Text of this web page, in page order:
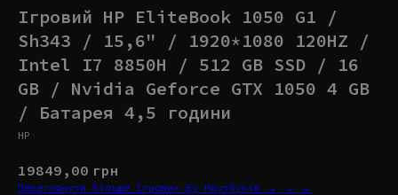
Ігровий HP EliteBook 1050 G1 /
Sh343 / 15,6" / 1920*1080 120HZ /
Intel I7 8850H / 512 GB SSD / 16
GB / Nvidia Geforce GTX 1050 4 GB
/ Батарея 4,5 години
HP
19849,00 грн
Переглянути більше Ігрових Бу Ноутбуків → → →